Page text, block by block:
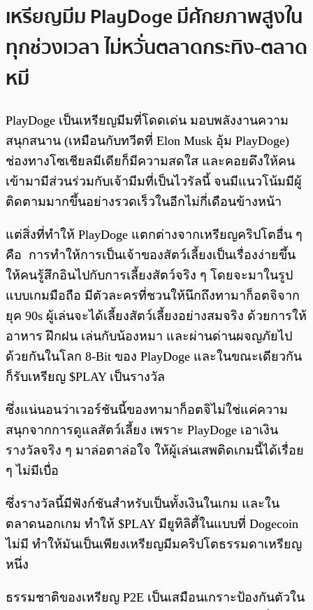
เหรียญมีม PlayDoge มีศักยภาพสูงใน
ทุกช่วงเวลา ไม่หวั่นตลาดกระทิง-ตลาด
หมี
PlayDoge เป็นเหรียญมีมที่โดดเด่น มอบพลังงานความ
สนุกสนาน (เหมือนกับทวีตที่ Elon Musk อุ้ม PlayDoge)
ช่องทางโซเชียลมีเดียก็มีความสดใส และคอยดึงให้คน
เข้ามามีส่วนร่วมกับเจ้ามีมที่เป็นไวรัลนี้ จนมีแนวโน้มมีผู้
ติดตามมากขึ้นอย่างรวดเร็วในอีกไม่กี่เดือนข้างหน้า
แต่สิ่งที่ทำให้ PlayDoge แตกต่างจากเหรียญคริปโตอื่น ๆ
คือ การทำให้การเป็นเจ้าของสัตว์เลี้ยงเป็นเรื่องง่ายขึ้น
ให้คนรู้สึกอินไปกับการเลี้ยงสัตว์จริง ๆ โดยจะมาในรูป
แบบเกมมือถือ มีตัวละครที่ชวนให้นึกถึงทามาก็อตจิจาก
ยุค 90s ผู้เล่นจะได้เลี้ยงสัตว์เลี้ยงอย่างสมจริง ด้วยการให้
อาหาร ฝึกฝน เล่นกับน้องหมา และผ่านด่านผจญภัยไป
ด้วยกันในโลก 8-Bit ของ PlayDoge และในขณะเดียวกัน
ก็รับเหรียญ $PLAY เป็นรางวัล
ซึ่งแน่นอนว่าเวอร์ชันนี้ของทามาก็อตจิไม่ใช่แค่ความ
สนุกจากการดูแลสัตว์เลี้ยง เพราะ PlayDoge เอาเงิน
รางวัลจริง ๆ มาล่อตาล่อใจ ให้ผู้เล่นเสพติดเกมนี้ได้เรื่อย
ๆ ไม่มีเบื่อ
ซึ่งรางวัลนี้มีฟังก์ชันสำหรับเป็นทั้งเงินในเกม และใน
ตลาดนอกเกม ทำให้ $PLAY มียูทิลิตี้ในแบบที่ Dogecoin
ไม่มี ทำให้มันเป็นเพียงเหรียญมีมคริปโตธรรมดาเหรียญ
หนึ่ง
ธรรมชาติของเหรียญ P2E เป็นเสมือนเกราะป้องกันตัวใน